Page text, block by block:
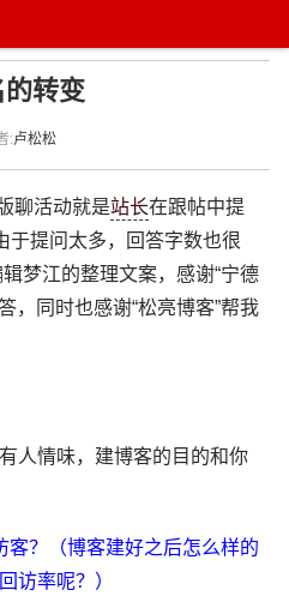
转变
:卢松松
聊活动就是站长在跟帖中提
于提问太多，回答字数也很
梦江的整理文案，感谢“宁德
，同时也感谢“松亮博客”帮我
人情味，建博客的目的和你
客？（博客建好之后怎么样的
访率呢？）